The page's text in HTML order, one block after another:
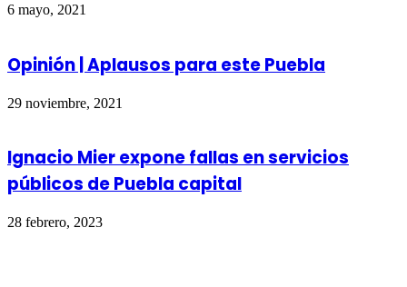
6 mayo, 2021
Opinión | Aplausos para este Puebla
29 noviembre, 2021
Ignacio Mier expone fallas en servicios
públicos de Puebla capital
28 febrero, 2023